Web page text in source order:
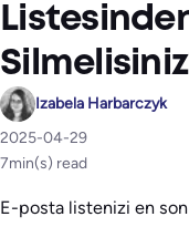
Izabela Harbarczyk
2025-04-29
7min(s) read
E-posta listenizi en